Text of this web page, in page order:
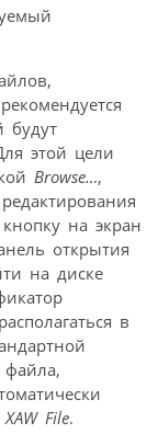
будут
этой цели
Browse…,
на экран
открытия
на диске
в
XAW File.